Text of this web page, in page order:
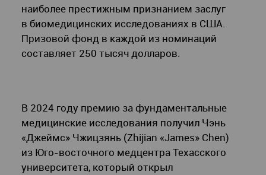
наиболее престижным признанием заслуг
в биомедицинских исследованиях в США.
Призовой фонд в каждой из номинаций
составляет 250 тысяч долларов.
В 2024 году премию за фундаментальные
медицинские исследования получил Чэнь
«Джеймс» Чжицзянь (Zhijian «James» Chen)
из Юго-восточного медцентра Техасского
университета, который открыл